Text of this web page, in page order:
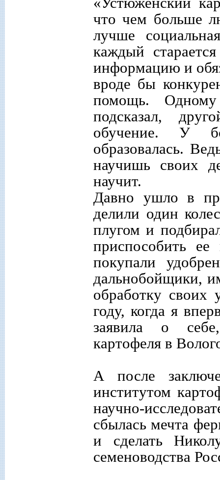
что чем больше
лучше
каждый
информацию и
вроде бы
помощь.
подсказал,
обучение. У
образовалась.
научишь своих
научит.
Давно ушло в
делили один
плугом и
приспособить
покупали
дальнобойщики,
обработку своих
году, когда я
заявила о
картофеля в
А после
институтом
научно-
сбылась мечта
и сделать
семеноводства